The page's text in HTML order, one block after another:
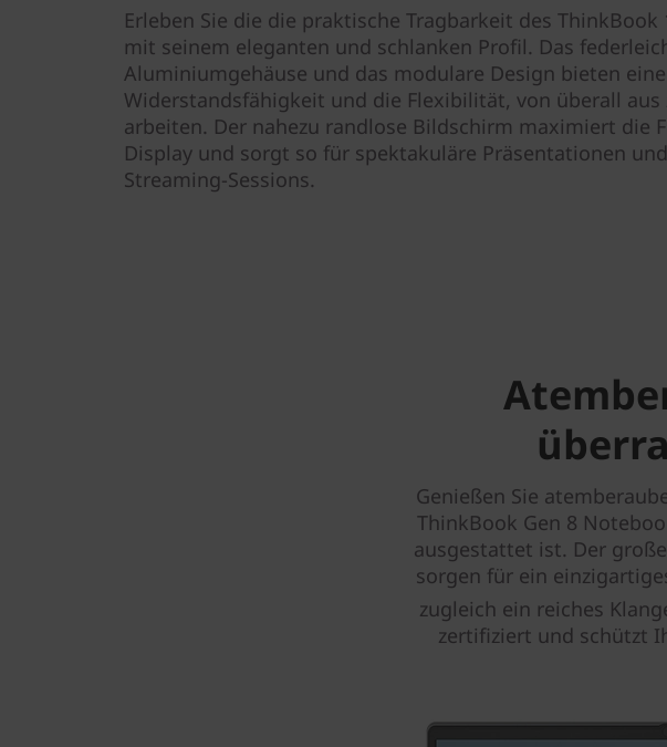
Erleben Sie die die praktische Tragbarkeit des ThinkBook
mit seinem eleganten und schlanken Profil. Das
Aluminiumgehäuse und das modulare Design bieten
Widerstandsfähigkeit und die Flexibilität, von überall aus
arbeiten. Der nahezu randlose Bildschirm maximiert die
Display und sorgt so für spektakuläre Präsentationen und
Streaming-Sessions.
Genießen Sie
ThinkBook Gen 8
ausgestattet ist. Der
sorgen für ein
zugleich ein reiches
zertifiziert und schützt